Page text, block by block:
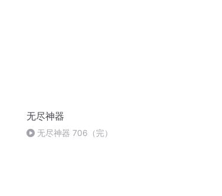
无尽神器
无尽神器 706（完）